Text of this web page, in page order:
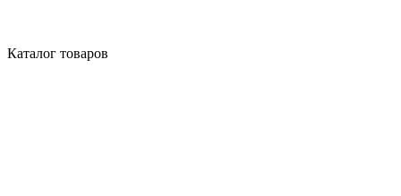
Каталог товаров